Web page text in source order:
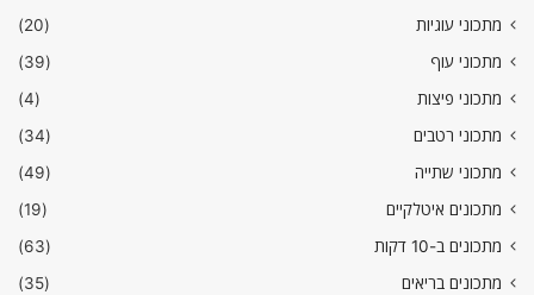
מתכוני עוגיות
(20)
מתכוני עוף
(39)
מתכוני פיצות
(4)
מתכוני רטבים
(34)
מתכוני שתייה
(49)
מתכונים איטלקיים
(19)
מתכונים ב-10 דקות
(63)
מתכונים בריאים
(35)